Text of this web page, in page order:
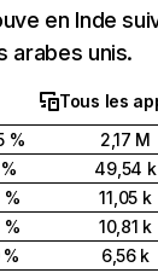
en Inde
arabes unis.
Tous les
%
2,17 M
49,54 k
%
11,05 k
%
10,81 k
6,56 k